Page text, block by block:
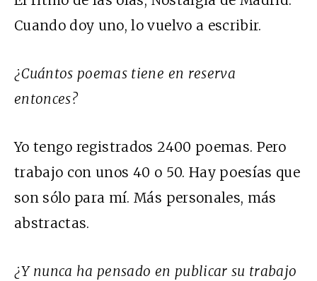
Cuando doy uno, lo vuelvo a escribir.
¿Cuántos poemas tiene en reserva
entonces?
Yo tengo registrados 2400 poemas. Pero
trabajo con unos 40 o 50. Hay poesías que
son sólo para mí. Más personales, más
abstractas.
¿Y nunca ha pensado en publicar su trabajo